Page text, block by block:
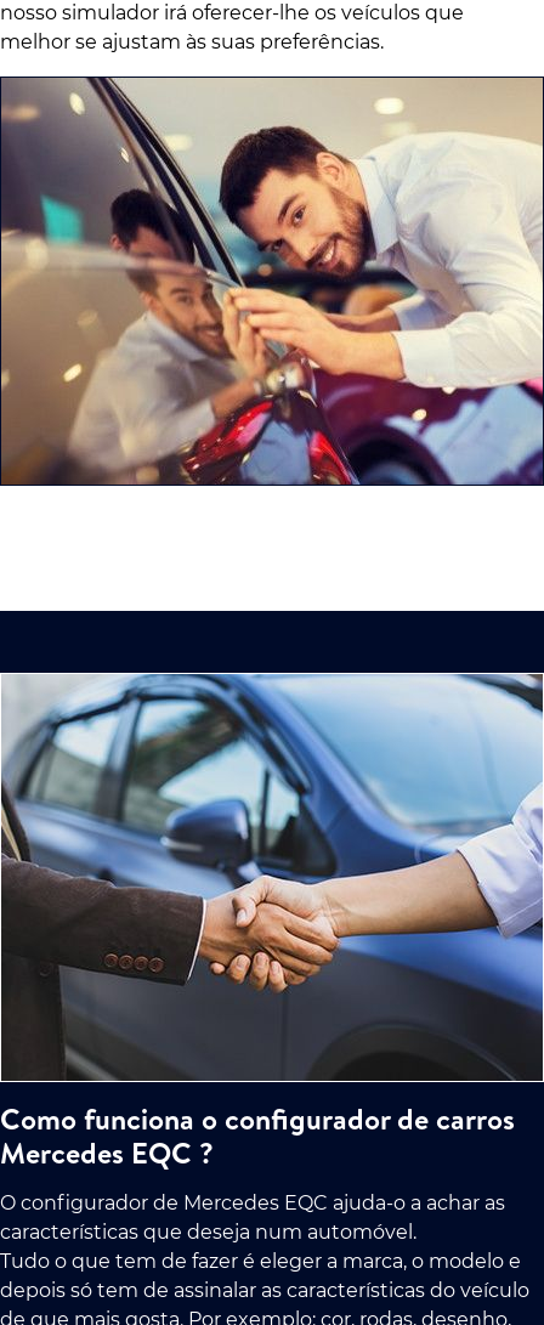
nosso simulador irá oferecer-lhe os veículos que
melhor se ajustam às suas preferências.
Como funciona o configurador de carros
Mercedes EQC ?
O configurador de Mercedes EQC ajuda-o a achar as
características que deseja num automóvel.
Tudo o que tem de fazer é eleger a marca, o modelo e
depois só tem de assinalar as características do veículo
de que mais gosta. Por exemplo: cor, rodas, desenho,